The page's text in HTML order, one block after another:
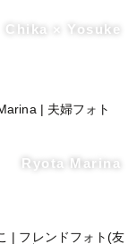
Chika × Yosuke
Ryota Marina